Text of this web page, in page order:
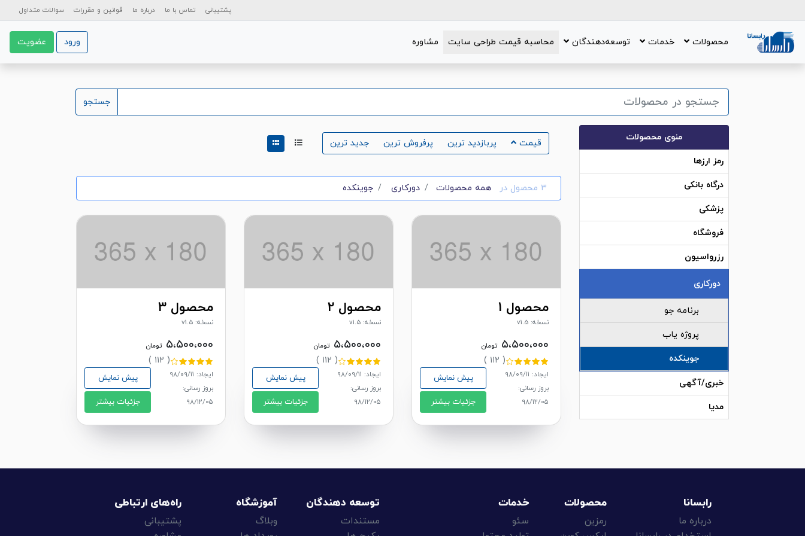
پشتیبانی تماس با ما درباره ما قوانین و مقررات سوالات متداول
محصولات خدمات توسعه‌دهندگان محاسبه قیمت طراحی سایت مشاوره ورود عضویت
جستجو
منوی محصولات
رمز ارزها
درگاه بانکی
پزشکی
فروشگاه
رزرواسیون
دورکاری
برنامه جو
پروژه یاب
جوینکده
خبری/آگهی
مدیا
قیمت پربازدید ترین پرفروش ترین جدید ترین
٣ محصول در همه محصولات دورکاری جوینکده
محصول 1
نسخه: v1.5
۵،۵۰۰،۰۰۰ تومان
( ۱۱۲ )
ایجاد: ۹۸/۰۹/۱۱
بروز رسانی:
۹۸/۱۲/۰۵
پیش نمایش
جزئیات بیشتر
محصول 2
نسخه: v1.5
۵،۵۰۰،۰۰۰ تومان
( ۱۱۲ )
ایجاد: ۹۸/۰۹/۱۱
بروز رسانی:
۹۸/۱۲/۰۵
پیش نمایش
جزئیات بیشتر
محصول 3
نسخه: v1.5
۵،۵۰۰،۰۰۰ تومان
( ۱۱۲ )
ایجاد: ۹۸/۰۹/۱۱
بروز رسانی:
۹۸/۱۲/۰۵
پیش نمایش
جزئیات بیشتر
رابسانا
درباره ما
محصولات
رمزین
خدمات
سئو
توسعه دهندگان
مستندات
آموزشگاه
وبلاگ
راه‌های ارتباطی
پشتیبانی